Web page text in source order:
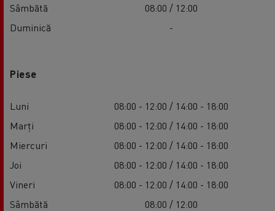
Sâmbătă
08:00 / 12:00
Duminică
-
Piese
Luni
08:00 - 12:00 / 14:00 - 18:00
Marți
08:00 - 12:00 / 14:00 - 18:00
Miercuri
08:00 - 12:00 / 14:00 - 18:00
Joi
08:00 - 12:00 / 14:00 - 18:00
Vineri
08:00 - 12:00 / 14:00 - 18:00
Sâmbătă
08:00 / 12:00